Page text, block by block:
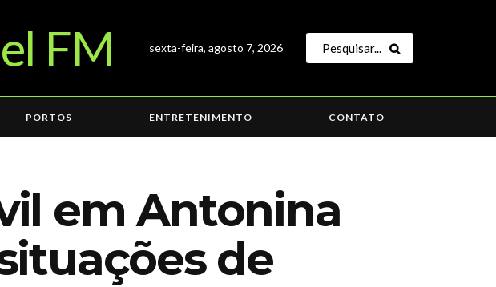
sexta-feira, agosto 7, 2026
PORTOS ENTRETENIMENTO CONTATO
em Antonina
de